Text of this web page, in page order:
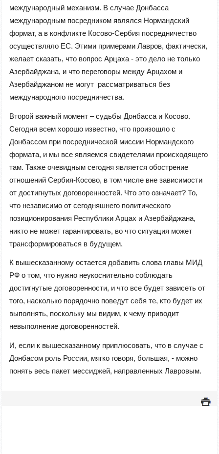
международный механизм. В случае Донбасса
международным посредником являлся Нормандский
формат, а в конфликте Косово-Сербия посредничество
осуществляло ЕС. Этими примерами Лавров, фактически,
желает сказать, что вопрос Арцаха - это дело не только
Азербайджана, и что переговоры между Арцахом и
Азербайджаном не могут рассматриваться без
международного посредничества.
Второй важный момент – судьбы Донбасса и Косово.
Сегодня всем хорошо известно, что произошло с
Донбассом при посреднической миссии Нормандского
формата, и мы все являемся свидетелями происходящего
там. Также очевидным сегодня является обострение
отношений Сербия-Косово, в том числе вне зависимости
от достигнутых договоренностей. Что это означает? То,
что независимо от сегодняшнего политического
позиционирования Республики Арцах и Азербайджана,
никто не может гарантировать, во что ситуация может
трансформироваться в будущем.
К вышесказанному остается добавить слова главы МИД
РФ о том, что нужно неукоснительно соблюдать
достигнутые договоренности, и что все будет зависеть от
того, насколько порядочно поведут себя те, кто будет их
выполнять, поскольку мы видим, к чему приводит
невыполнение договоренностей.
И, если к вышесказанному приплюсовать, что в случае с
Донбасом роль России, мягко говоря, большая, - можно
понять весь пакет мессиджей, направленных Лавровым.